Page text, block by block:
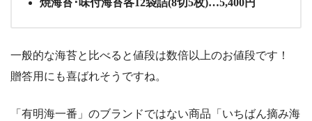
焼海苔･味付海苔各12袋詰(8切5枚)…5,400円
一般的な海苔と比べると値段は数倍以上のお値段です！
贈答用にも喜ばれそうですね。
「有明海一番」のブランドではない商品「いちばん摘み海